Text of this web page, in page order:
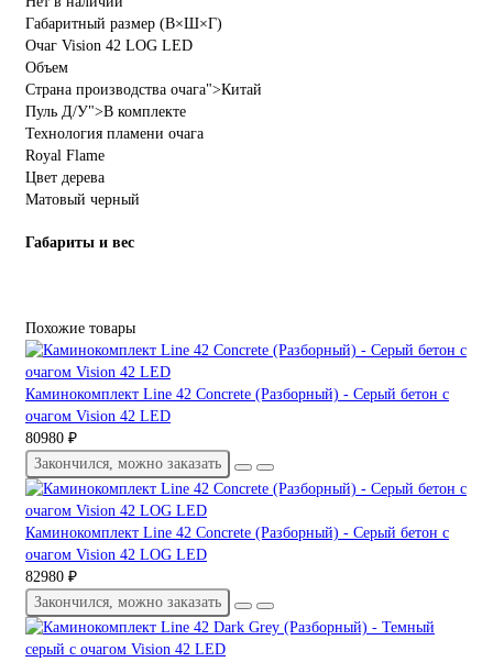
Габаритный размер (В×Ш×Г)
Очаг Vision 42 LOG LED
Объем
Страна производства очага">Китай
Пуль Д/У">В комплекте
Технология пламени очага
Royal Flame
Цвет дерева
Матовый черный
Габариты и вес
Похожие товары
Каминокомплект Line 42 Concrete (Разборный) - Серый бетон с
очагом Vision 42 LED
80980 ₽
Закончился, можно заказать
Каминокомплект Line 42 Concrete (Разборный) - Серый бетон с
очагом Vision 42 LOG LED
82980 ₽
Закончился, можно заказать